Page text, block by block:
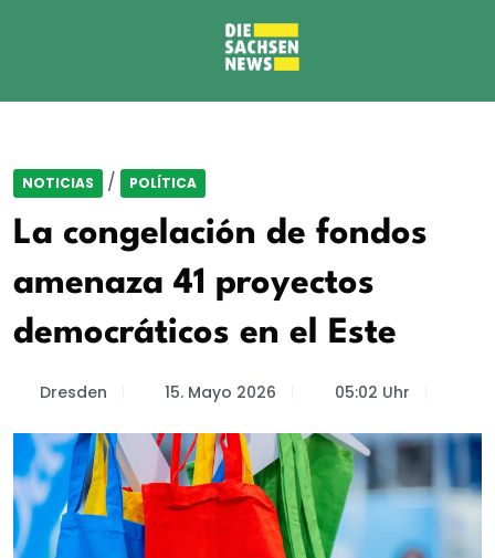
NOTICIAS / POLÍTICA
La congelación de fondos
amenaza 41 proyectos
democráticos en el Este
Dresden 15. Mayo 2026 05:02 Uhr